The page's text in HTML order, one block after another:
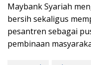
Maybank Syariah
bersih sekaligus
pesantren sebagai
pembinaan